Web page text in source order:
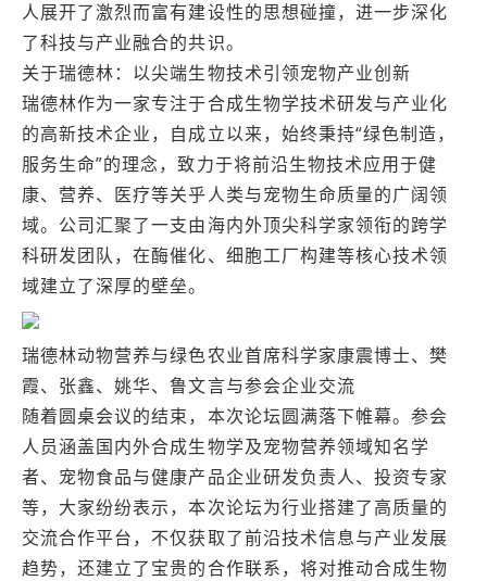
人展开了激烈而富有建设性的思想碰撞，进一步深化
了科技与产业融合的共识。
关于瑞德林：以尖端生物技术引领宠物产业创新
瑞德林作为一家专注于合成生物学技术研发与产业化
的高新技术企业，自成立以来，始终秉持“绿色制造，
服务生命”的理念，致力于将前沿生物技术应用于健
康、营养、医疗等关乎人类与宠物生命质量的广阔领
域。公司汇聚了一支由海内外顶尖科学家领衔的跨学
科研发团队，在酶催化、细胞工厂构建等核心技术领
域建立了深厚的壁垒。
瑞德林动物营养与绿色农业首席科学家康震博士、樊
霞、张鑫、姚华、鲁文言与参会企业交流
随着圆桌会议的结束，本次论坛圆满落下帷幕。参会
人员涵盖国内外合成生物学及宠物营养领域知名学
者、宠物食品与健康产品企业研发负责人、投资专家
等，大家纷纷表示，本次论坛为行业搭建了高质量的
交流合作平台，不仅获取了前沿技术信息与产业发展
趋势，还建立了宝贵的合作联系，将对推动合成生物